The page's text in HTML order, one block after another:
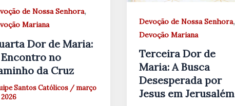
de Nossa Senhora,
Mariana
Dor de Maria:
no
da Cruz
Santos Católicos / março
Devoção de Nossa Senhora,
Devoção Mariana
Terceira Dor de
Maria: A Busca
Desesperada por
Jesus em Jerusalém